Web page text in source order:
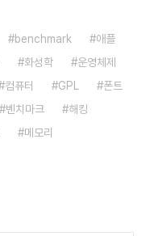
benchmark
애플
화성학
운영체제
컴퓨터 GPL
폰트
벤치마크
해킹
메모리